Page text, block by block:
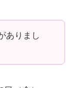
ありまし